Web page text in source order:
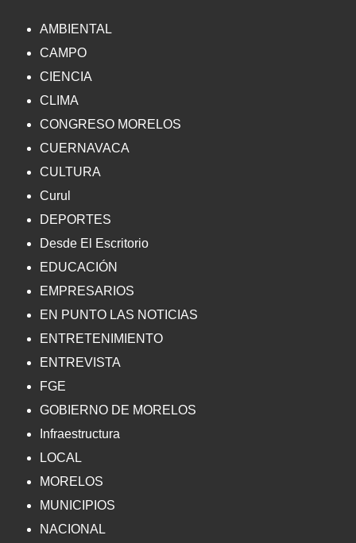
AMBIENTAL
CAMPO
CIENCIA
CLIMA
CONGRESO MORELOS
CUERNAVACA
CULTURA
Curul
DEPORTES
Desde El Escritorio
EDUCACIÓN
EMPRESARIOS
EN PUNTO LAS NOTICIAS
ENTRETENIMIENTO
ENTREVISTA
FGE
GOBIERNO DE MORELOS
Infraestructura
LOCAL
MORELOS
MUNICIPIOS
NACIONAL